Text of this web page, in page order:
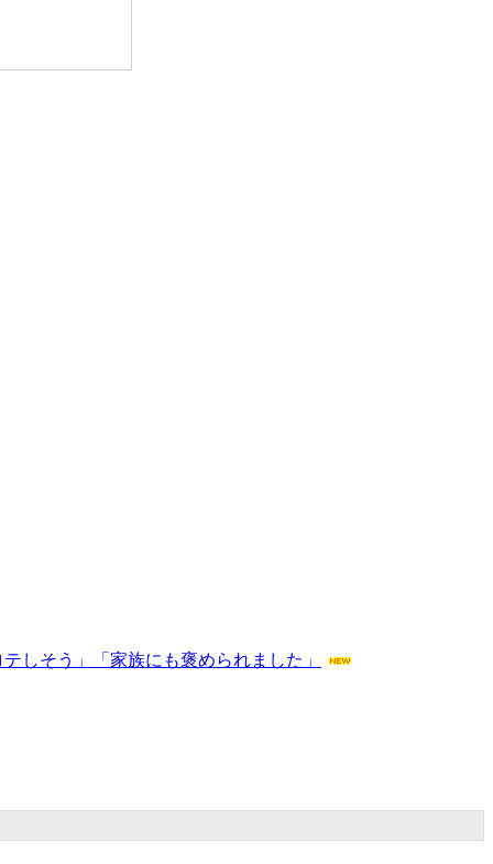
しそう」「家族にも褒められました」